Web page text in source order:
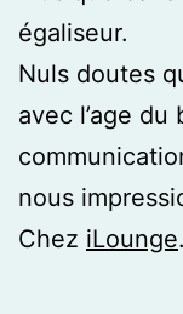
égaliseur.
Nuls doutes
avec l’age du
nous
Chez iLounge.